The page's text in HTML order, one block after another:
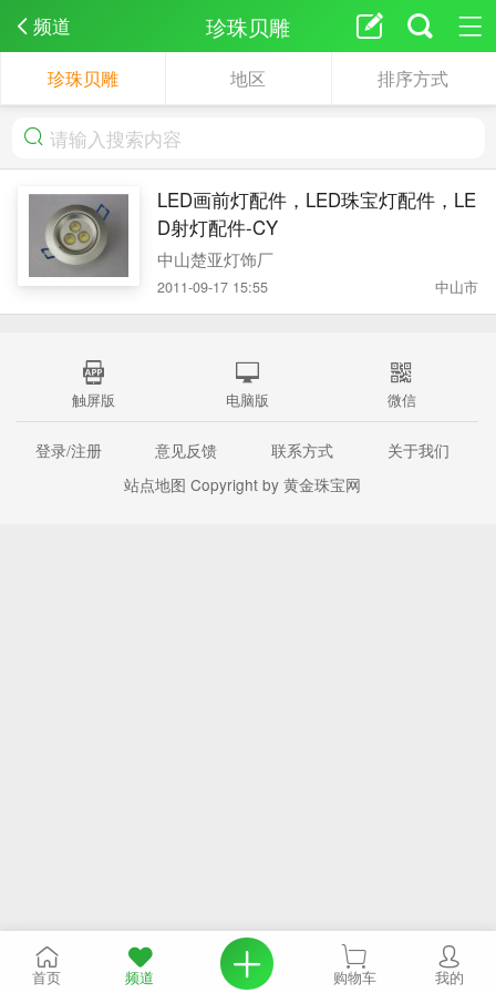
频道 珍珠贝雕
珍珠贝雕 地区 排序方式
LED画前灯配件，LED珠宝灯配件，LE
D射灯配件-CY
中山楚亚灯饰厂
2011-09-17 15:55 中山市
触屏版 电脑版 微信
登录/注册 意见反馈 联系方式
关于我们
站点地图 Copyright by 黄金珠宝网
首页 频道 购物车 我的